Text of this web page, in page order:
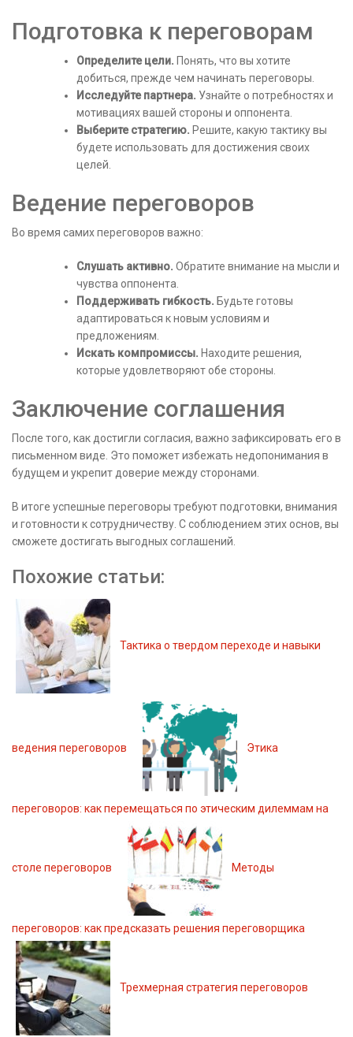
Подготовка к переговорам
Определите цели. Понять, что вы хотите
добиться, прежде чем начинать переговоры.
Исследуйте партнера. Узнайте о потребностях и
мотивациях вашей стороны и оппонента.
Выберите стратегию. Решите, какую тактику вы
будете использовать для достижения своих
целей.
Ведение переговоров
Во время самих переговоров важно:
Слушать активно. Обратите внимание на мысли и
чувства оппонента.
Поддерживать гибкость. Будьте готовы
адаптироваться к новым условиям и
предложениям.
Искать компромиссы. Находите решения,
которые удовлетворяют обе стороны.
Заключение соглашения
После того, как достигли согласия, важно зафиксировать его в
письменном виде. Это поможет избежать недопонимания в
будущем и укрепит доверие между сторонами.
В итоге успешные переговоры требуют подготовки, внимания
и готовности к сотрудничеству. С соблюдением этих основ, вы
сможете достигать выгодных соглашений.
Похожие статьи:
Тактика о твердом переходе и навыки
ведения переговоров Этика
переговоров: как перемещаться по этическим дилеммам на
столе переговоров Методы
переговоров: как предсказать решения переговорщика
Трехмерная стратегия переговоров